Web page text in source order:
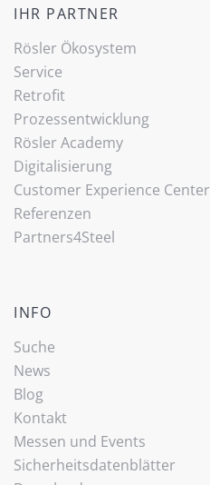
IHR PARTNER
Rösler Ökosystem
Service
Retrofit
Prozessentwicklung
Rösler Academy
Digitalisierung
Customer Experience Center
Referenzen
Partners4Steel
INFO
Suche
News
Blog
Kontakt
Messen und Events
Sicherheitsdatenblätter